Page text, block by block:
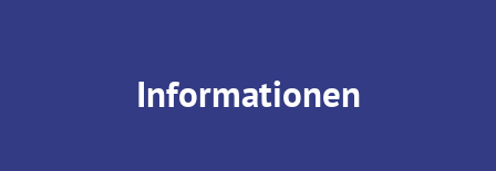
Informationen